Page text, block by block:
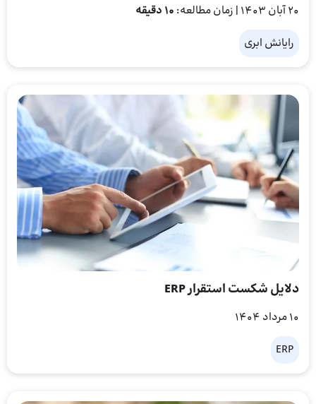
20 آبان 1403 | زمان مطالعه: 10 دقیقه
رایانش ابری
دلایل شکست استقرار ERP
10 مرداد 1404
ERP